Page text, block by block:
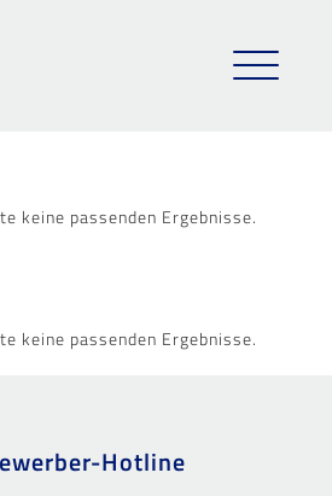
keine passenden Ergebnisse.
keine passenden Ergebnisse.
Hotline